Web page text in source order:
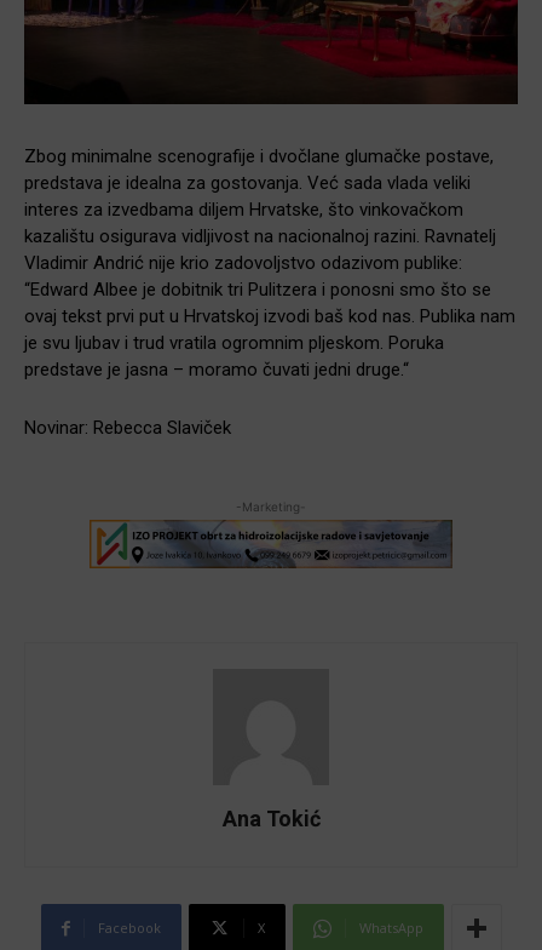
Zbog minimalne scenografije i dvočlane glumačke postave,
predstava je idealna za gostovanja. Već sada vlada veliki
interes za izvedbama diljem Hrvatske, što vinkovačkom
kazalištu osigurava vidljivost na nacionalnoj razini. Ravnatelj
Vladimir Andrić nije krio zadovoljstvo odazivom publike:
“Edward Albee je dobitnik tri Pulitzera i ponosni smo što se
ovaj tekst prvi put u Hrvatskoj izvodi baš kod nas. Publika nam
je svu ljubav i trud vratila ogromnim pljeskom. Poruka
predstave je jasna – moramo čuvati jedni druge.“
Novinar: Rebecca Slaviček
-Marketing-
Ana Tokić
Facebook X WhatsApp